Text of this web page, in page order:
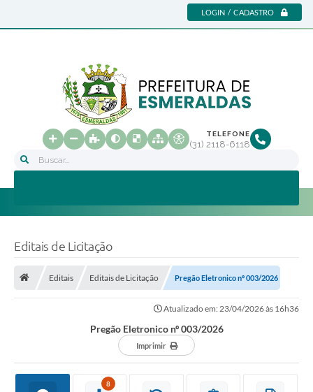
LOGIN / CADASTRO
Buscar...
TELEFONE
(31) 2118-6118
Editais de Licitação
Editais Editais de Licitação Pregão Eletronico nº 003/2026
Atualizado em: 23/04/2026 às 16h36
Pregão Eletronico nº 003/2026
Imprimir
8